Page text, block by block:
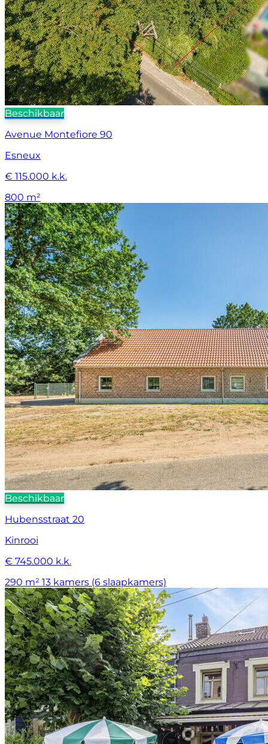
Beschikbaar
Avenue Montefiore 90
Esneux
€ 115.000 k.k.
800 m²
Beschikbaar
Hubensstraat 20
Kinrooi
€ 745.000 k.k.
290 m² 13 kamers (6 slaapkamers)